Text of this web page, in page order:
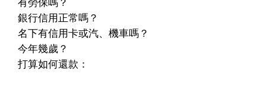
有勞保嗎？
銀行信用正常嗎？
名下有信用卡或汽、機車嗎？
今年幾歲？
打算如何還款：